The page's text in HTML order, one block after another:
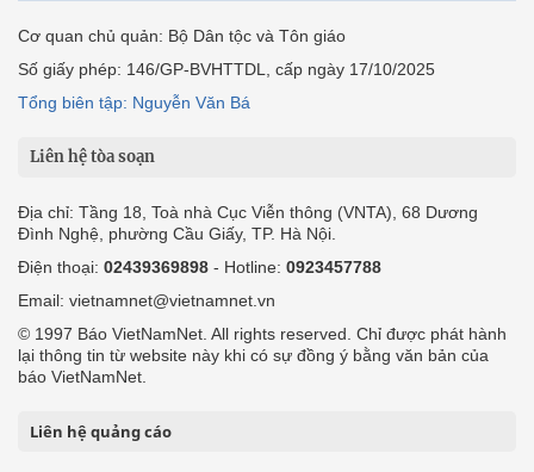
Cơ quan chủ quản: Bộ Dân tộc và Tôn giáo
Số giấy phép: 146/GP-BVHTTDL, cấp ngày 17/10/2025
Tổng biên tập: Nguyễn Văn Bá
Liên hệ tòa soạn
Địa chỉ: Tầng 18, Toà nhà Cục Viễn thông (VNTA), 68 Dương
Đình Nghệ, phường Cầu Giấy, TP. Hà Nội.
Điện thoại: 02439369898 - Hotline: 0923457788
Email: vietnamnet@vietnamnet.vn
© 1997 Báo VietNamNet. All rights reserved. Chỉ được phát hành
lại thông tin từ website này khi có sự đồng ý bằng văn bản của
báo VietNamNet.
Liên hệ quảng cáo